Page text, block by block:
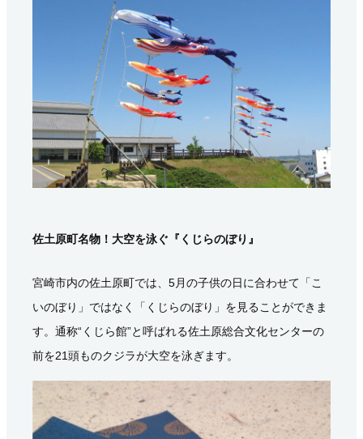
佐土原町名物！大空を泳ぐ『くじらのぼり』
宮崎市内の佐土原町では、5月の子供の日に合わせて「こ
いのぼり」ではなく「くじらのぼり」を見ることができま
す。通称“くじら館”と呼ばれる佐土原総合文化センターの
前を21頭ものクジラが大空を泳ぎます。